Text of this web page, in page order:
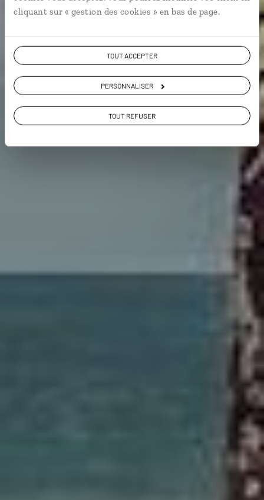
cliquant sur « gestion des cookies » en bas de page.
TOUT ACCEPTER
PERSONNALISER
TOUT REFUSER
VOIR NOS 43 IDÉES DE VOYAGE